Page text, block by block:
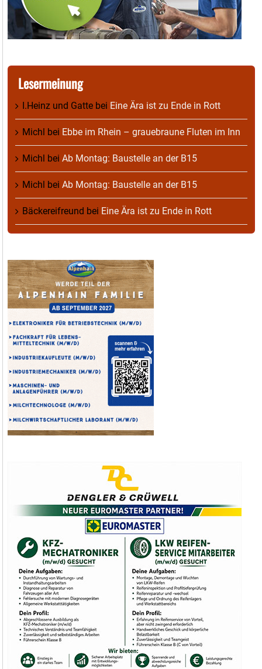
Lesermeinung
I.Heinz und Gatte bei Eine Ära ist zu Ende in Rott
Michl bei Ebbe im Rhein – grauebraune Fluten im Inn
Michl bei Ab Montag: Baustelle an der B15
Michl bei Ab Montag: Baustelle an der B15
Bäckereifreund bei Eine Ära ist zu Ende in Rott